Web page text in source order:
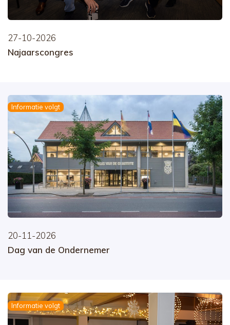
27-10-2026
Najaarscongres
Informatie volgt
20-11-2026
Dag van de Ondernemer
Informatie volgt